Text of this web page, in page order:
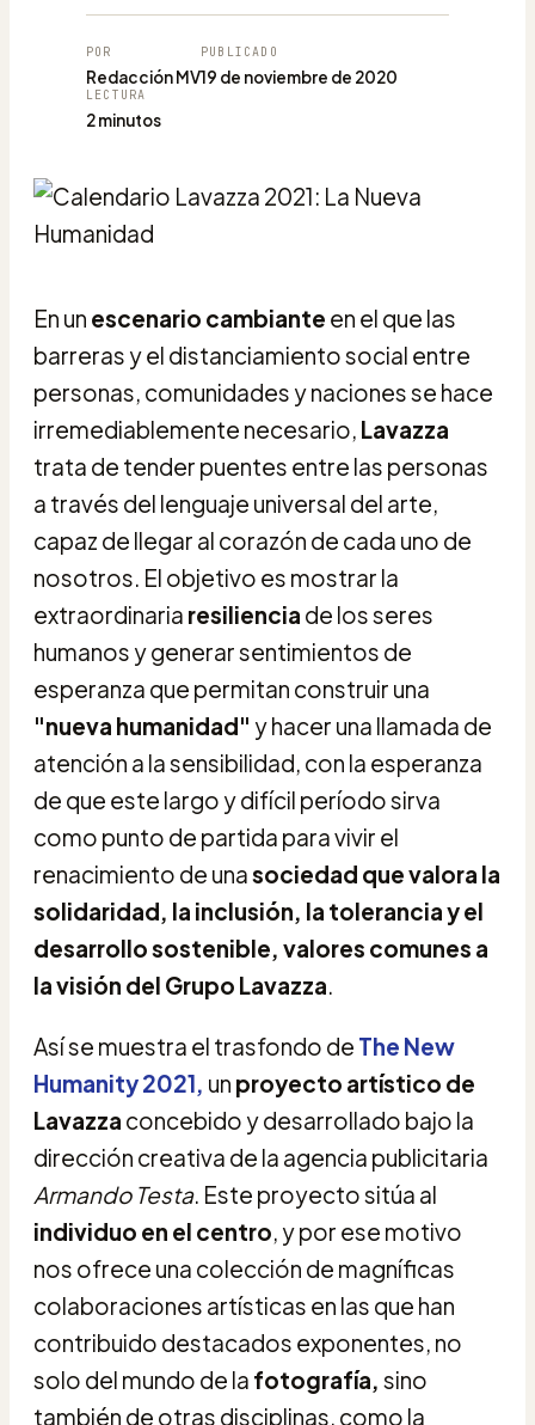
POR
Redacción MV
PUBLICADO
19 de noviembre de 2020
LECTURA
2 minutos
En un escenario cambiante en el que las
barreras y el distanciamiento social entre
personas, comunidades y naciones se hace
irremediablemente necesario, Lavazza
trata de tender puentes entre las personas
a través del lenguaje universal del arte,
capaz de llegar al corazón de cada uno de
nosotros. El objetivo es mostrar la
extraordinaria resiliencia de los seres
humanos y generar sentimientos de
esperanza que permitan construir una
"nueva humanidad" y hacer una llamada de
atención a la sensibilidad, con la esperanza
de que este largo y difícil período sirva
como punto de partida para vivir el
renacimiento de unasociedad que valora la
solidaridad, la inclusión, la tolerancia y el
desarrollo sostenible, valores comunes a
la visión del Grupo Lavazza.
Así se muestra el trasfondo de The New
Humanity 2021, un proyecto artístico de
Lavazza concebido y desarrollado bajo la
dirección creativa de la agencia publicitaria
Armando Testa. Este proyecto sitúa al
individuo en el centro, y por ese motivo
nos ofrece una colección de magníficas
colaboraciones artísticas en las que han
contribuido destacados exponentes, no
solo del mundo de la fotografía, sino
también de otras disciplinas, como la